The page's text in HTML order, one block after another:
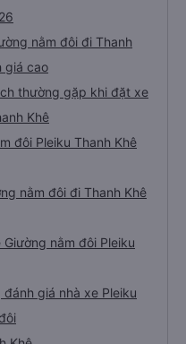
nằm đôi đi Thanh
giá cao
thường gặp khi đặt xe
Khê
đôi Pleiku Thanh Khê
nằm đôi đi Thanh Khê
nằm đôi Pleiku
giá nhà xe Pleiku